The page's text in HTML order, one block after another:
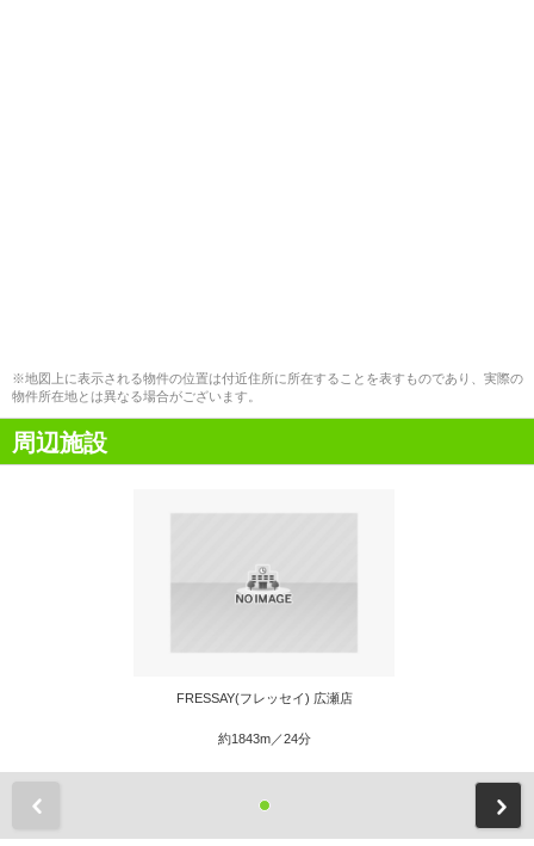
※地図上に表示される物件の位置は付近住所に所在することを表すものであり、実際の
物件所在地とは異なる場合がございます。
周辺施設
FRESSAY(フレッセイ) 広瀬店
約1843m／24分